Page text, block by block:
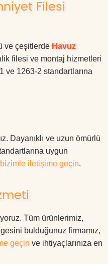
Filesi
ve çeşitlerde Havuz
filesi ve montaj hizmetleri
ve 1263-2 standartlarına
Dayanıklı ve uzun ömürlü
uygun
iletişime geçin.
Tüm ürünlerimiz,
bulduğunuz firmamız,
geçin ve ihtiyaçlarınıza en